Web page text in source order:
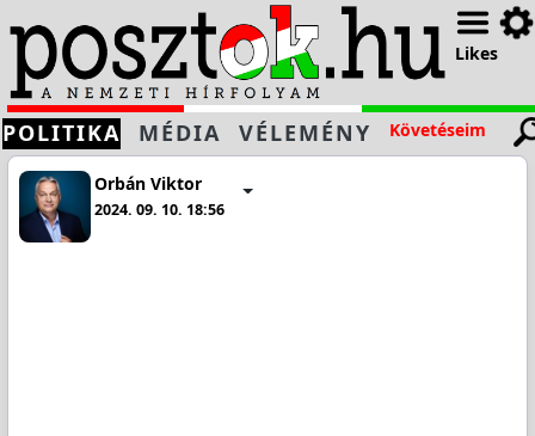
Likes
POLITIKA MÉDIA VÉLEMÉNY Követéseim
Orbán Viktor
2024. 09. 10. 18:56